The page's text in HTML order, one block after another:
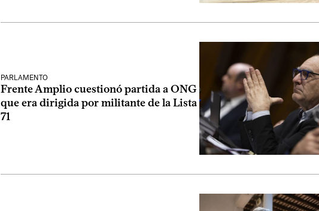
PARLAMENTO
Frente Amplio cuestionó partida a ONG
que era dirigida por militante de la Lista
71